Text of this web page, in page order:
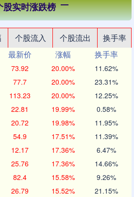
股实时涨跌榜
个股流入 个股流出
换手率
最新价 涨幅
换手率
73.92 20.00% 11.62%
77.7 20.00% 23.31%
113.23 20.00% 12.25%
22.81 19.99% 0.58%
20.72 19.98% 11.95%
54.9 17.51% 11.39%
12.17 17.36% 6.47%
25.76 17.36% 14.66%
82.4 15.58% 9.26%
26.79 15.52% 21.15%